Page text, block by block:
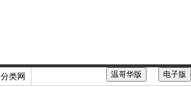
分类网 电子版
温哥华版